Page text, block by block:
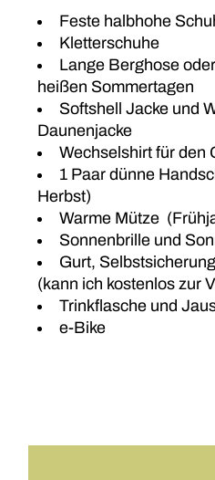
Feste halbhohe
Kletterschuhe
Lange Berghose
heißen Sommertagen
Softshell Jacke und
Daunenjacke
Wechselshirt für den
1 Paar dünne
Herbst)
Warme Mütze
Sonnenbrille und
Gurt,
(kann ich kostenlos zur
Trinkflasche und
e-Bike